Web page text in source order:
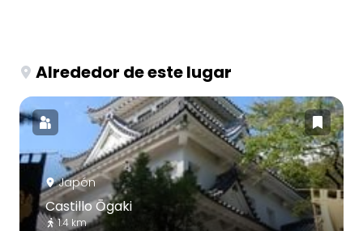
Alrededor de este lugar
Japón
Castillo Ōgaki
1.4 km